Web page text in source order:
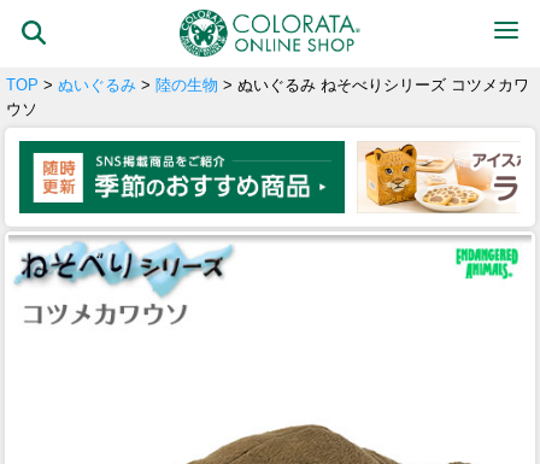
TOP > ぬいぐるみ > 陸の生物 > ぬいぐるみ ねそべりシリーズ コツメカワ
ウソ